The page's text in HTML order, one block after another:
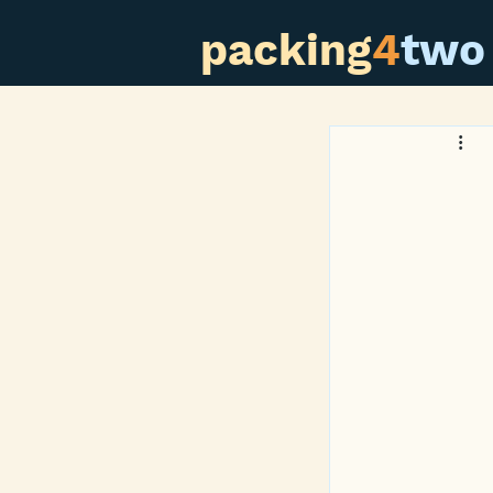
packing4two